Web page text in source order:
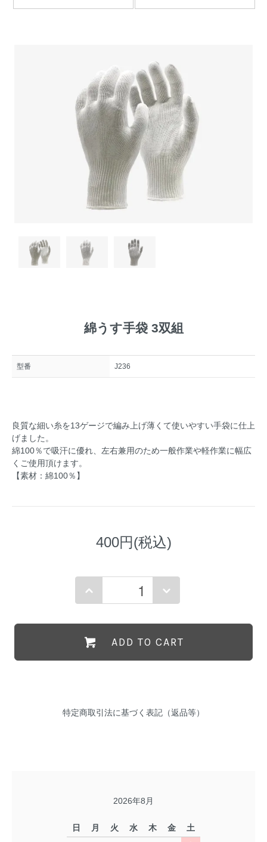
綿うす手袋 3双組
型番 J236
良質な細い糸を13ゲージで編み上げ薄くて使いやすい手袋に仕上
げました。
綿100％で吸汗に優れ、左右兼用のため一般作業や軽作業に幅広
くご使用頂けます。
【素材：綿100％】
400円(税込)
ADD TO CART
特定商取引法に基づく表記（返品等）
2026年8月
日 月 火 水 木 金
土